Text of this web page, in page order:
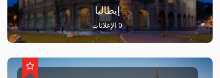
إيطاليا
0 الإعلانات